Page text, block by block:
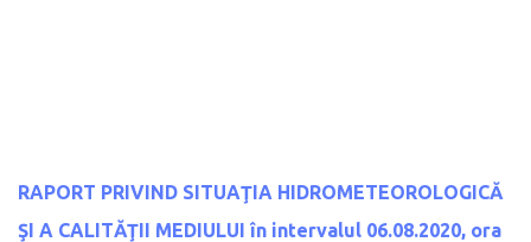
RAPORT PRIVIND SITUAŢIA HIDROMETEOROLOGICĂ
ŞI A CALITĂŢII MEDIULUI în intervalul 06.08.2020, ora